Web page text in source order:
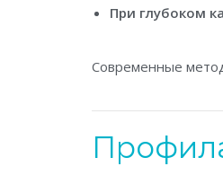
При глубоком
Современные